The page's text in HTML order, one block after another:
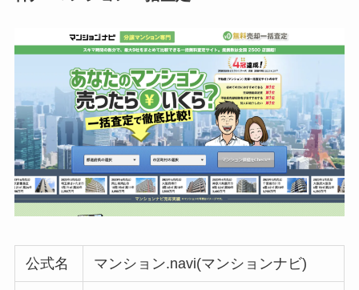
公式名 マンション.navi(マンションナビ)